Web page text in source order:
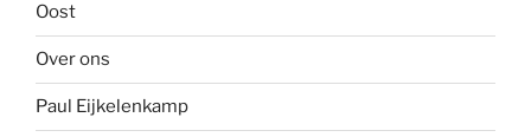
Oost
Over ons
Paul Eijkelenkamp